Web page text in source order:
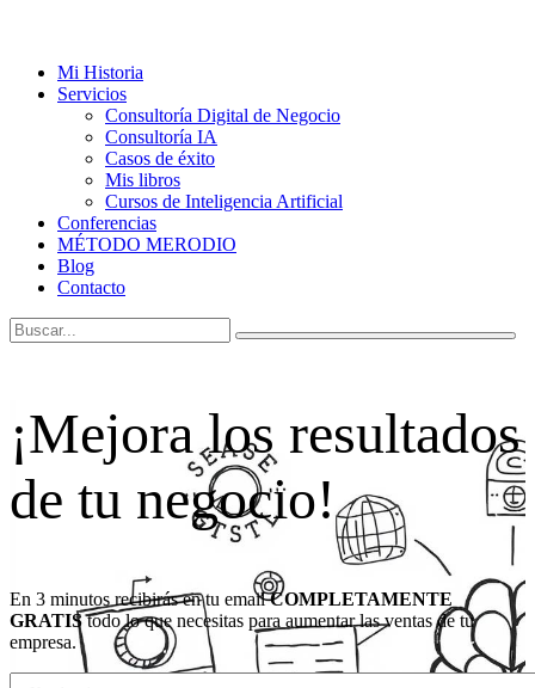
Mi Historia
Servicios
Consultoría Digital de Negocio
Consultoría IA
Casos de éxito
Mis libros
Cursos de Inteligencia Artificial
Conferencias
MÉTODO MERODIO
Blog
Contacto
¡Mejora los resultados
de tu negocio!
En 3 minutos recibirás en tu emailCOMPLETAMENTE
GRATIStodo lo que necesitas para aumentar las ventas de tu
empresa.